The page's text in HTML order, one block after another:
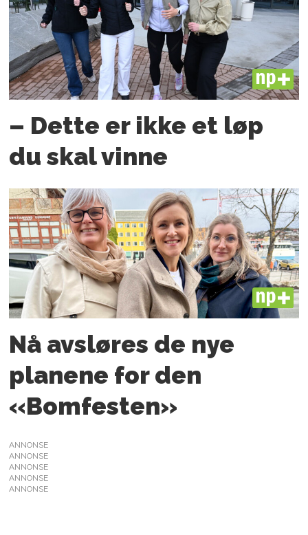
PLUS
– Dette er ikke et løp
du skal vinne
PLUS
Nå avsløres de nye
planene for den
«Bomfesten»
ANNONSE
ANNONSE
ANNONSE
ANNONSE
ANNONSE